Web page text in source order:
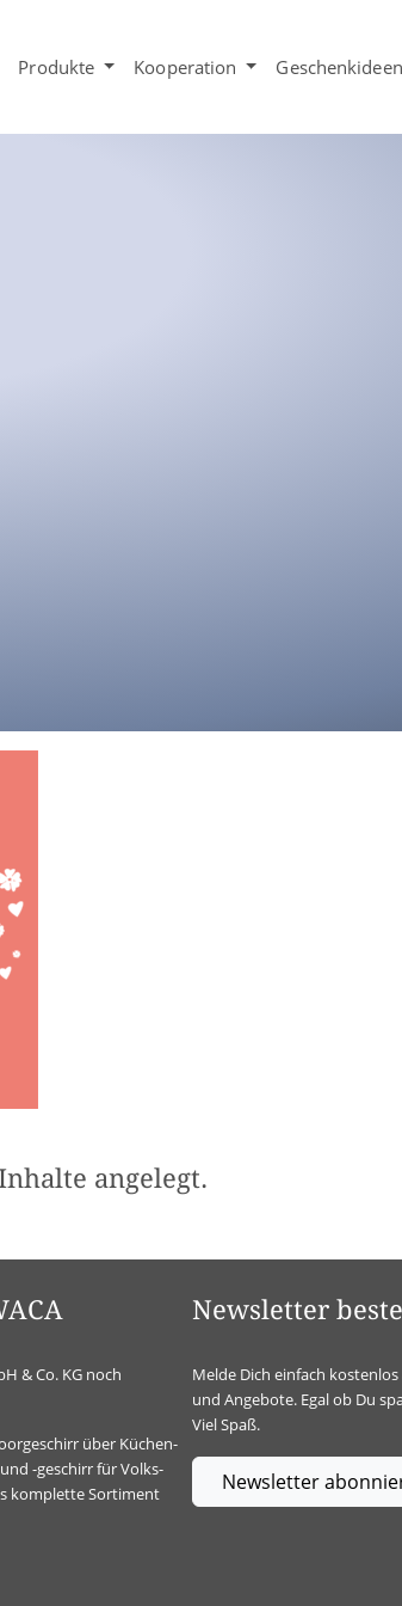
Produkte Kooperation Geschenkideen
angelegt.
& Co. KG noch
über Küchen-
-geschirr für Volks-
komplette Sortiment
Newsletter
Melde Dich einfach
und Angebote. Egal ob Du
Viel Spaß.
Newsletter